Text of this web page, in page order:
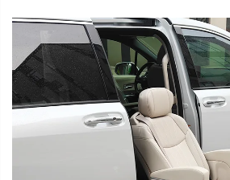
δεύτερη σειρά για να βοηθήσει την ασθενή
βγαίνει από το αυτοκίνητο. Ο ιδιοκτήτης